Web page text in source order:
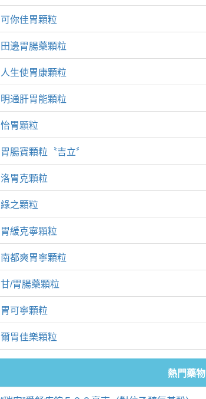
可你佳胃顆粒
田邊胃腸藥顆粒
人生使胃康顆粒
明通肝胃能顆粒
怡胃顆粒
胃腸寶顆粒〝吉立〞
洛胃克顆粒
綠之顆粒
胃緩克寧顆粒
南都爽胃寧顆粒
甘/胃腸藥顆粒
胃可寧顆粒
爾胃佳樂顆粒
熱門藥物